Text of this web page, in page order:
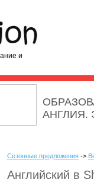
и
АНГЛИЯ.
Сезонные предложения ->
Английский в